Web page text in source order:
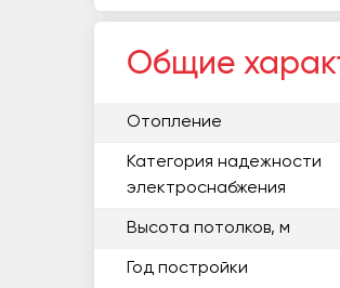
Общие
Отопление
Категория надежности
электроснабжения
Высота потолков, м
Год постройки